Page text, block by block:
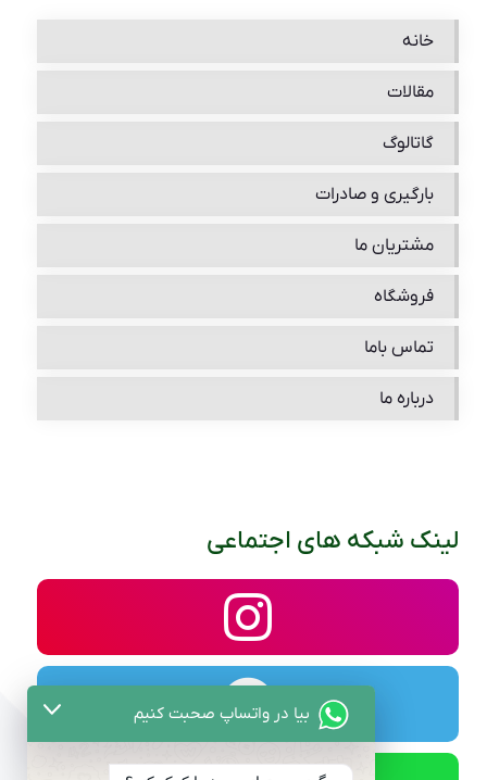
خانه
مقالات
گاتالوگ
بارگیری و صادرات
مشتریان ما
فروشگاه
تماس باما
درباره ما
لینک شبکه های اجتماعی
بیا در واتساپ صحبت کنیم